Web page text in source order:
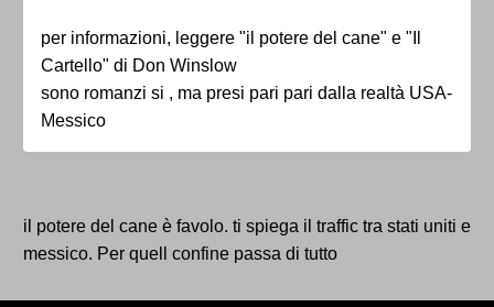
per informazioni, leggere "il potere del cane" e "Il
Cartello" di Don Winslow
sono romanzi si , ma presi pari pari dalla realtà USA-
Messico
il potere del cane è favolo. ti spiega il traffic tra stati uniti e
messico. Per quell confine passa di tutto